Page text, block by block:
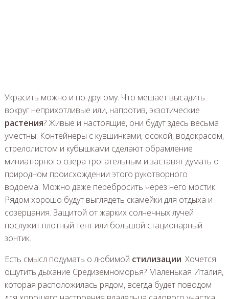
Украсить можно и по-другому. Что мешает высадить
вокруг неприхотливые или, напротив, экзотические
растения? Живые и настоящие, они будут здесь весьма
уместны. Контейнеры с кувшинками, осокой, водокрасом,
стрелолистом и кубышками сделают обрамление
миниатюрного озера трогательным и заставят думать о
природном происхождении этого рукотворного
водоема. Можно даже перебросить через него мостик.
Рядом хорошо будут выглядеть скамейки для отдыха и
созерцания. Защитой от жарких солнечных лучей
послужит плотный тент или большой стационарный
зонтик.
Есть смысл подумать о любимой стилизации. Хочется
ощутить дыхание Средиземноморья? Маленькая Италия,
которая расположилась рядом, всегда будет поводом